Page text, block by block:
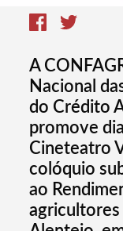
A
Nacional
do Crédito
promove
Cineteatro
colóquio
ao
agricultores